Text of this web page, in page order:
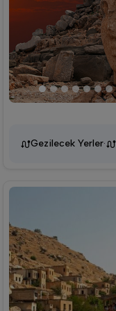
Gezilecek Yerler·